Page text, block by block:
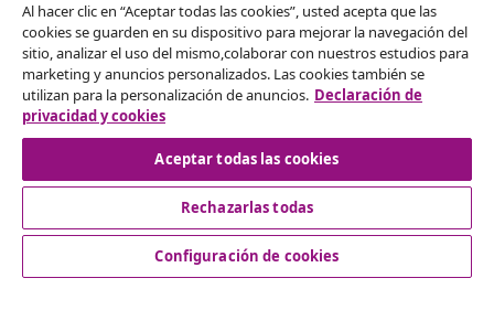
vidaXL
Descubre mas
© 2008-2026 vidaXL www.vidaxl.es es una página web de
Al hacer clic en “Aceptar todas las cookies”, usted acepta que las
cookies se guarden en su dispositivo para mejorar la navegación del
sitio, analizar el uso del mismo,colaborar con nuestros estudios para
marketing y anuncios personalizados. Las cookies también se
utilizan para la personalización de anuncios. Declaración de
privacidad y cookies
Aceptar todas las cookies
Rechazarlas todas
Configuración de cookies